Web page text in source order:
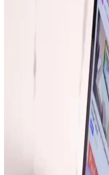
Eyfel Efs-2500 Güç
Kullanıcı
Eyfel Efs-2500, 250W güç
uygun, fanlı soğutmalı ve
Ayaneo Next 2: Yüksek
Oyun Cihazı ve Piyasa
Ayaneo Next 2, RTX 4070
performans sunarken, 4.200
taşınabilirlik ve maliyet
Apple iPad Pro'da
Geliştirmeleri Öncelikli